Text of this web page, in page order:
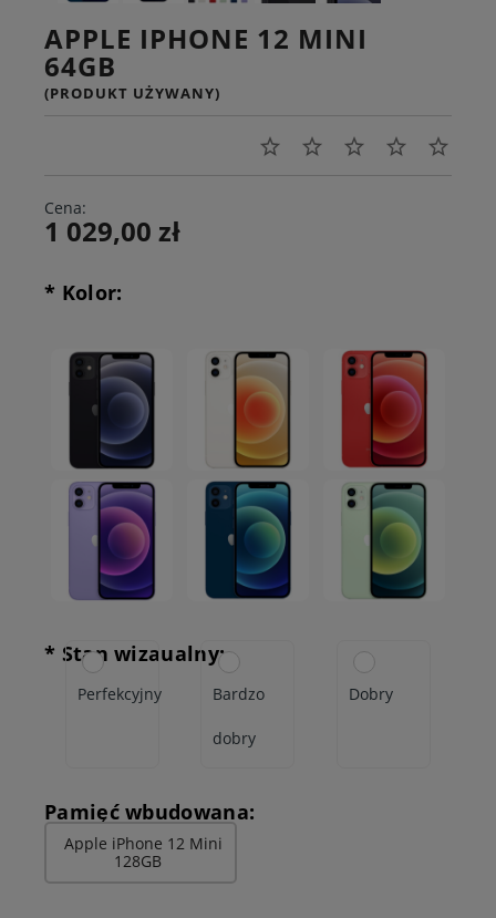
APPLE IPHONE 12 MINI
64GB
(PRODUKT UŻYWANY)
Cena:
1 029,00 zł
* Kolor:
* Stan wizaualny:
Perfekcyjny Bardzo
dobry
Dobry
Pamięć wbudowana:
Apple iPhone 12 Mini
128GB